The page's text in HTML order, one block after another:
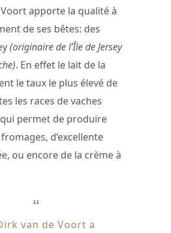
apporte la qualité à
de ses bêtes: des
(originaire de l’Île de Jersey
. En effet le lait de la
le taux le plus élevé de
les races de vaches
permet de produire
fromages, d’excellente
ou encore de la crème à
van de Voort a